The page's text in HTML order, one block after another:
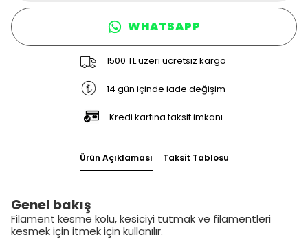
WHATSAPP
1500 TL üzeri ücretsiz kargo
14 gün içinde iade değişim
Kredi kartına taksit imkanı
Ürün Açıklaması Taksit Tablosu
Genel bakış
Filament kesme kolu, kesiciyi tutmak ve filamentleri
kesmek için itmek için kullanılır.